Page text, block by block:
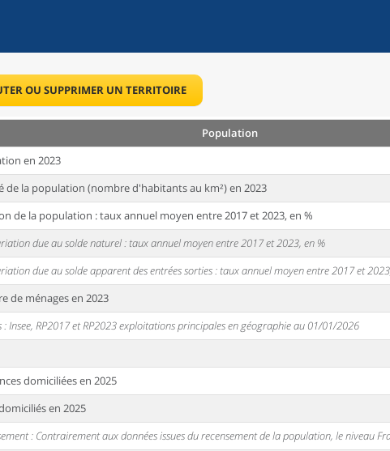
OU SUPPRIMER UN TERRITOIRE
Population
en 2023
de la population (nombre d'habitants au km²) en 2023
de la population : taux annuel moyen entre 2017 et 2023, en %
due au solde naturel : taux annuel moyen entre 2017 et 2023, en %
due au solde apparent des entrées sorties : taux annuel moyen entre 2017 et
de ménages en 2023
: Insee, RP2017 et RP2023 exploitations principales en géographie au 01/01/2026
domiciliées en 2025
en 2025
: Contrairement aux données issues du recensement de la population, le niveau